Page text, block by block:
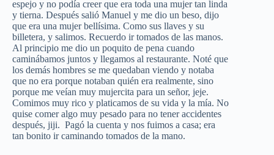
espejo y no podía creer que era toda una mujer tan linda
y tierna. Después salió Manuel y me dio un beso, dijo
que era una mujer bellísima. Como sus llaves y su
billetera, y salimos. Recuerdo ir tomados de las manos.
Al principio me dio un poquito de pena cuando
caminábamos juntos y llegamos al restaurante. Noté que
los demás hombres se me quedaban viendo y notaba
que no era porque notaban quién era realmente, sino
porque me veían muy mujercita para un señor, jeje.
Comimos muy rico y platicamos de su vida y la mía. No
quise comer algo muy pesado para no tener accidentes
después, jiji. Pagó la cuenta y nos fuimos a casa; era
tan bonito ir caminando tomados de la mano.